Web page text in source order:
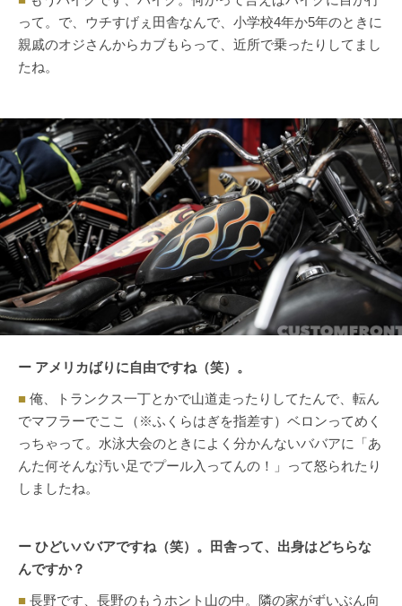
って。で、ウチすげぇ田舎なんで、小学校4年か5年のときに
親戚のオジさんからカブもらって、近所で乗ったりしてまし
たね。
ー アメリカばりに自由ですね（笑）。
■ 俺、トランクス一丁とかで山道走ったりしてたんで、転ん
でマフラーでここ（※ふくらはぎを指差す）ベロンってめく
っちゃって。水泳大会のときによく分かんないババアに「あ
んた何そんな汚い足でプール入ってんの！」って怒られたり
しましたね。
ー ひどいババアですね（笑）。田舎って、出身はどちらな
んですか？
■ 長野です、長野のもうホント山の中。隣の家がずいぶん向